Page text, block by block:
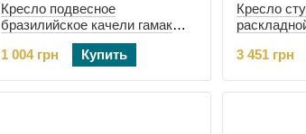
Кресло подвесное
бразилийское качели гамак
Bonro B-092 бежевый 120 кг
(42400538)
1 004 грн Купить
Кресло
20
3 451 грн